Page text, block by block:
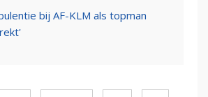
bij AF-KLM als topman